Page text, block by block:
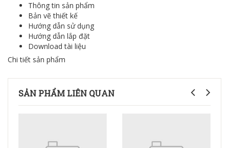
Thông tin sản phẩm
Bản vẽ thiết kế
Hướng dẫn sử dụng
Hướng dẫn lắp đặt
Download tài liệu
Chi tiết sản phẩm
SẢN PHẨM LIÊN QUAN